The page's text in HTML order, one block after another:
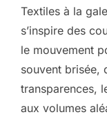
Textiles à la
s’inspire des
le mouvement
souvent brisée,
transparences,
aux volumes